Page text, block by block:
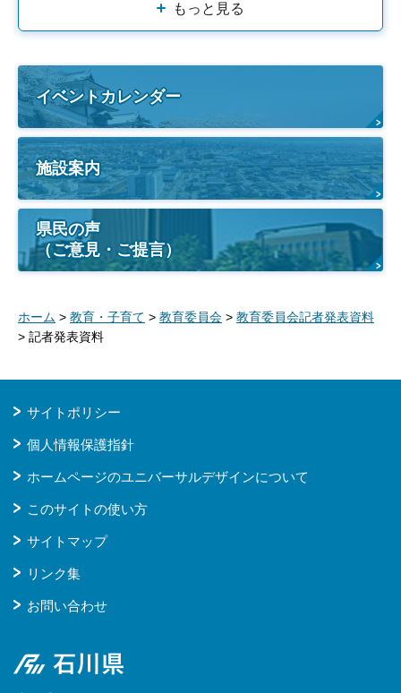
もっと見る
イベントカレンダー
施設案内
県民の声
（ご意見・ご提言）
ホーム > 教育・子育て > 教育委員会 > 教育委員会記者発表資料
> 記者発表資料
サイトポリシー
個人情報保護指針
ホームページのユニバーサルデザインについて
このサイトの使い方
サイトマップ
リンク集
お問い合わせ
石川県